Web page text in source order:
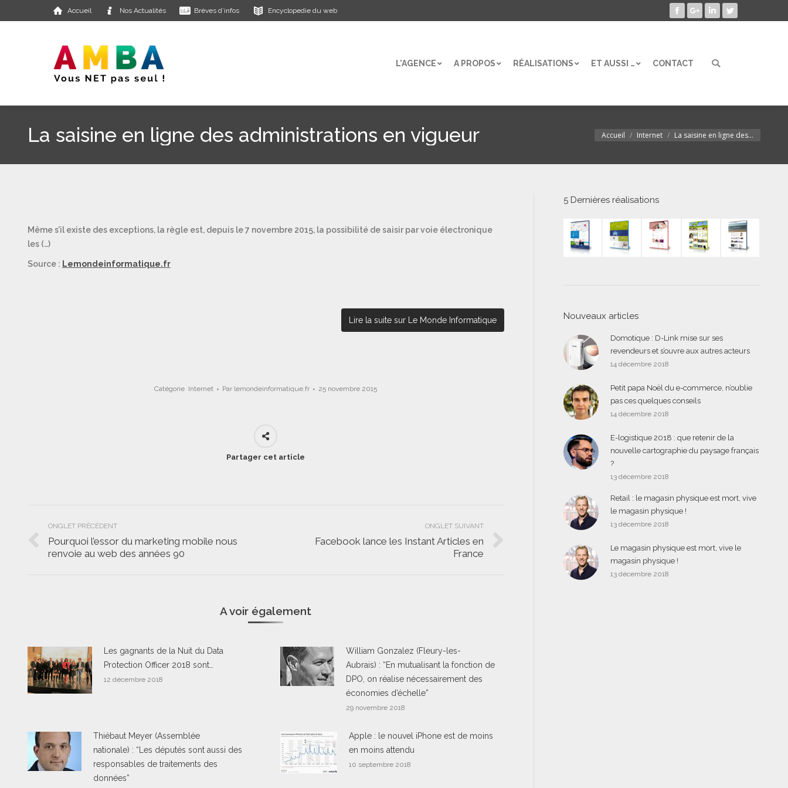
Accueil Nos Actualités Brèves d’infos Encyclopedie du web
Facebook
Google+LinkedInTwitter
L’AGENCE A PROPOS RÉALISATIONS ET AUSSI … CONTACT Search:
La saisine en ligne des administrations en vigueur Vous êtes ici :
Accueil Internet La saisine en ligne des…
Même s’il existe des exceptions, la règle est, depuis le 7 novembre 2015, la possibilité de saisir par voie électronique
les (…)
Source : Lemondeinformatique.fr
Lire la suite sur Le Monde Informatique
Catégorie Internet Par lemondeinformatique.fr 25 novembre 2015
Partager cet article
Navigation
de
ONGLET PRÉCÉDENT
Onglet
Pourquoi l’essor du marketing mobile nous
renvoie au web des années 90
ONGLET SUIVANT
Facebook lance les Instant Articles en
France
A voir également
Les gagnants de la Nuit du Data
Protection Officer 2018 sont…
12 décembre 2018
William Gonzalez (Fleury-les-
Aubrais) : “En mutualisant la fonction de
DPO, on réalise nécessairement des
économies d’échelle”
29 novembre 2018
Thiébaut Meyer (Assemblée
nationale) : “Les députés sont aussi des
responsables de traitements des
données”
Apple : le nouvel iPhone est de moins
en moins attendu
10 septembre 2018
5 Dernières réalisations
Nouveaux articles
Domotique : D-Link mise sur ses
revendeurs et s’ouvre aux autres acteurs
14 décembre 2018
Petit papa Noël du e-commerce, n’oublie
pas ces quelques conseils
14 décembre 2018
E-logistique 2018 : que retenir de la
nouvelle cartographie du paysage français
?
13 décembre 2018
Retail : le magasin physique est mort, vive
le magasin physique !
13 décembre 2018
Le magasin physique est mort, vive le
magasin physique !
13 décembre 2018